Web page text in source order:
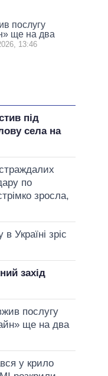
послугу
ще на два
13:46
під
села на
по
зросла,
Україні зріс
захід
послугу
ще на два
у крило